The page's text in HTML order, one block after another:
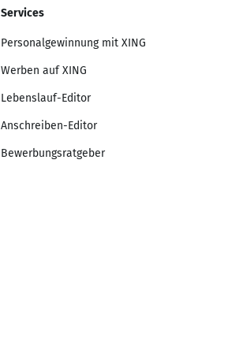
Services
Personalgewinnung mit XING
Werben auf XING
Lebenslauf-Editor
Anschreiben-Editor
Bewerbungsratgeber